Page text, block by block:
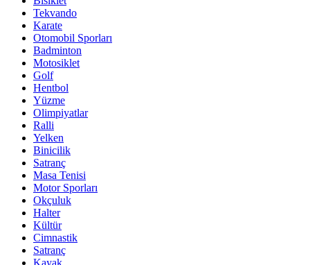
Tekvando
Karate
Otomobil Sporları
Badminton
Motosiklet
Golf
Hentbol
Yüzme
Olimpiyatlar
Ralli
Yelken
Binicilik
Satranç
Masa Tenisi
Motor Sporları
Okçuluk
Halter
Kültür
Cimnastik
Satranç
Kayak